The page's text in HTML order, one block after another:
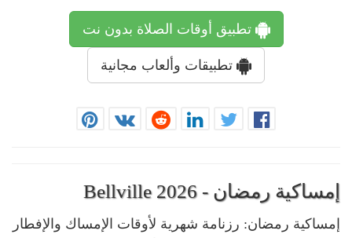
تطبيق أوقات الصلاة بدون نت
تطبيقات وألعاب مجانية
إمساكية رمضان - Bellville 2026
إمساكية رمضان: رزنامة شهرية لأوقات الإمساك والإفطار